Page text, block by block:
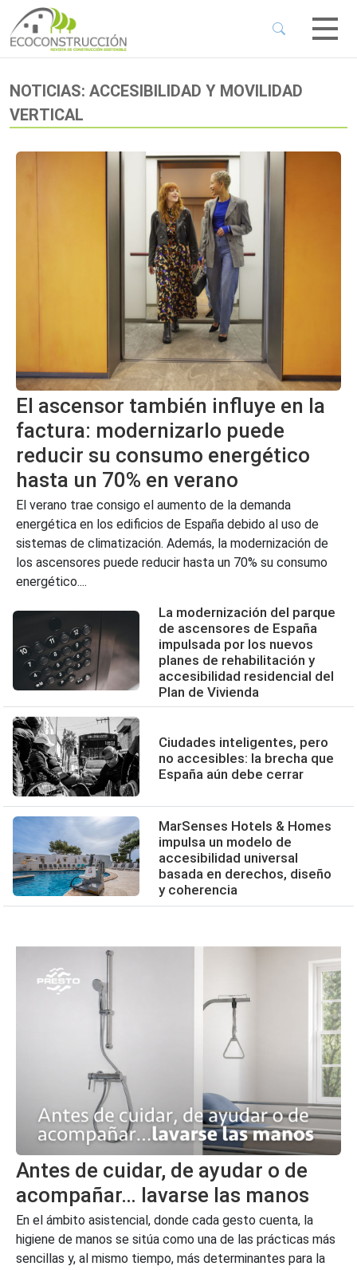
Menu
Menu
NOTICIAS: ACCESIBILIDAD Y MOVILIDAD
VERTICAL
El ascensor también influye en la
factura: modernizarlo puede
reducir su consumo energético
hasta un 70% en verano
El verano trae consigo el aumento de la demanda
energética en los edificios de España debido al uso de
sistemas de climatización. Además, la modernización de
los ascensores puede reducir hasta un 70% su consumo
energético....
La modernización del parque
de ascensores de España
impulsada por los nuevos
planes de rehabilitación y
accesibilidad residencial del
Plan de Vivienda
Ciudades inteligentes, pero
no accesibles: la brecha que
España aún debe cerrar
MarSenses Hotels & Homes
impulsa un modelo de
accesibilidad universal
basada en derechos, diseño
y coherencia
Antes de cuidar, de ayudar o de
acompañar… lavarse las manos
En el ámbito asistencial, donde cada gesto cuenta, la
higiene de manos se sitúa como una de las prácticas más
sencillas y, al mismo tiempo, más determinantes para la